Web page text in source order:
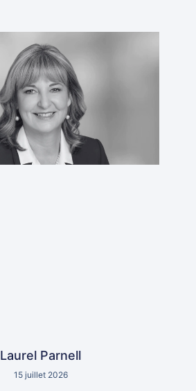
Laurel Parnell
15 juillet 2026